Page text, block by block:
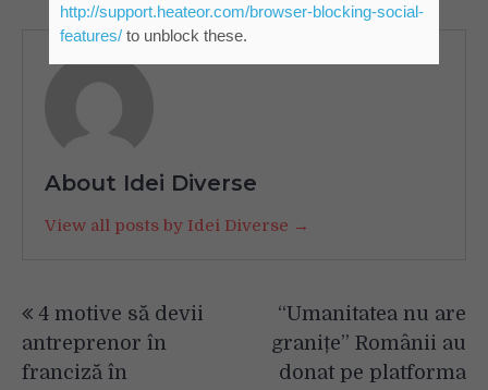
About Idei Diverse
View all posts by Idei Diverse →
în
articole
4 motive să devii
antreprenor în
franciză în
“Umanitatea nu are
granițe” Românii au
donat pe platforma
http://support.heateor.com/browser-blocking-social-
features/to unblock these.